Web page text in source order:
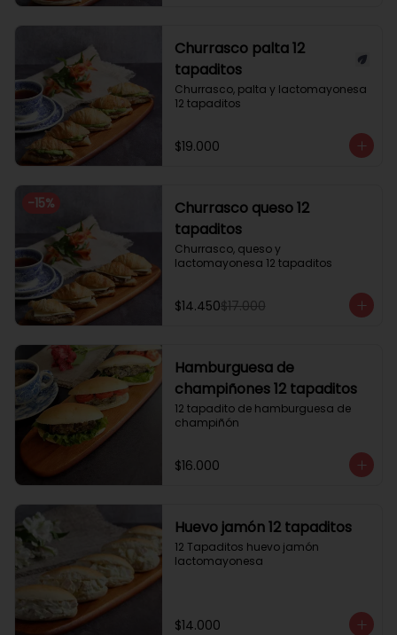
Churrasco palta 12
tapaditos
Churrasco, palta y lactomayonesa
12 tapaditos
$19.000
-15%
Churrasco queso 12
tapaditos
Churrasco, queso y
lactomayonesa 12 tapaditos
$14.450$17.000
Hamburguesa de
champiñones 12 tapaditos
12 tapadito de hamburguesa de
champiñón
$16.000
Huevo jamón 12 tapaditos
12 Tapaditos huevo jamón
lactomayonesa
$14.000